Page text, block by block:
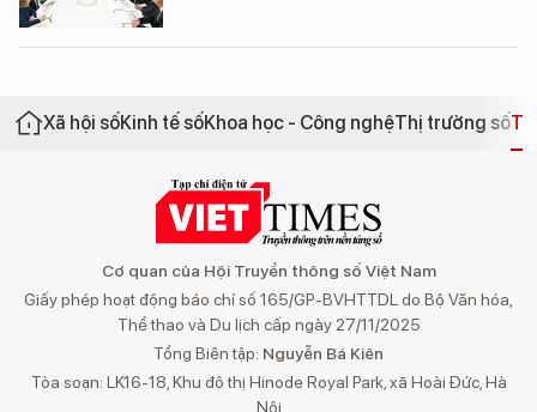
Xã hội sốKinh tế sốKhoa học - Công nghệThị trường số
Cơ quan của Hội Truyền thông số Việt Nam
Giấy phép hoạt động báo chí số 165/GP-BVHTTDL do Bộ Văn hóa,
Thể thao và Du lịch cấp ngày 27/11/2025
Tổng Biên tập: Nguyễn Bá Kiên
Tòa soạn: LK16-18, Khu đô thị Hinode Royal Park, xã Hoài Đức, Hà
Nội